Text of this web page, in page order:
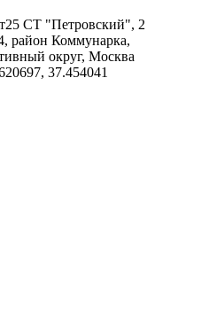
СТ "Петровский", 2
район Коммунарка,
округ, Москва
37.454041